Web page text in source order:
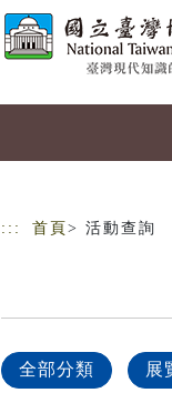
::: 首頁 > 活動查詢
全部分類 展